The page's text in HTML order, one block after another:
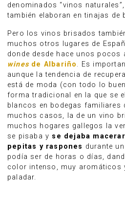
denominados “vinos
también elaboran en tinajas de
Pero los vinos brisados
muchos otros lugares de
donde desde hace unos pocos
winesde Albariño. Es
aunque la tendencia de
está de moda (con todo lo
forma tradicional en la que se
blancos en bodegas familiares
muchos casos, la de un vino
muchos hogares gallegos la
se pisaba y se dejaba
pepitas y raspones durante
podía ser de horas o días,
color intenso, muy aromáticos
paladar.